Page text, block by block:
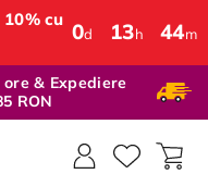
cu 0d 13h 44m
& Expediere
RON